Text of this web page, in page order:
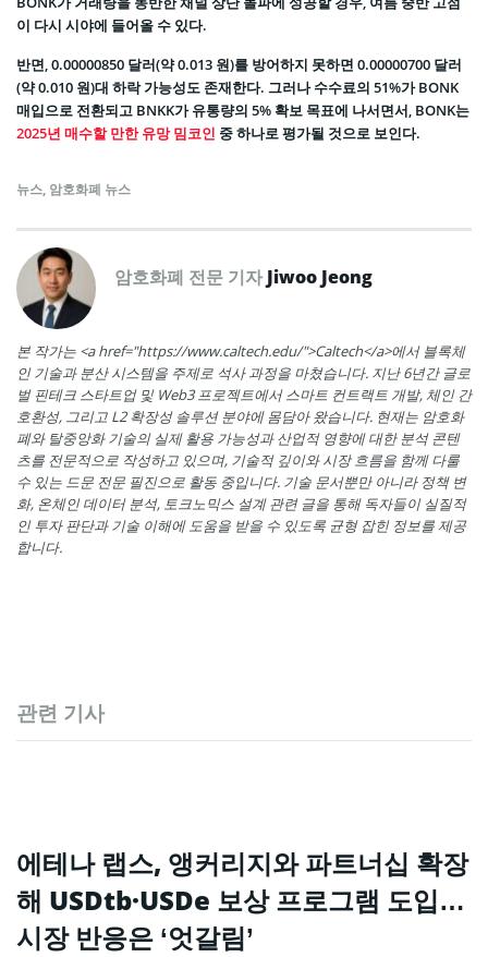
이 다시 시야에 들어올 수 있다.
반면, 0.00000850 달러(약 0.013 원)를 방어하지 못하면 0.00000700 달러
(약 0.010 원)대 하락 가능성도 존재한다. 그러나 수수료의 51%가 BONK
매입으로 전환되고 BNKK가 유통량의 5% 확보 목표에 나서면서, BONK는
2025년 매수할 만한 유망 밈코인 중 하나로 평가될 것으로 보인다.
뉴스, 암호화폐 뉴스
암호화폐 전문 기자Jiwoo Jeong
본 작가는 <a href="https://www.caltech.edu/">Caltech</a>에서 블록체
인 기술과 분산 시스템을 주제로 석사 과정을 마쳤습니다. 지난 6년간 글로
벌 핀테크 스타트업 및 Web3 프로젝트에서 스마트 컨트랙트 개발, 체인 간
호환성, 그리고 L2 확장성 솔루션 분야에 몸담아 왔습니다. 현재는 암호화
폐와 탈중앙화 기술의 실제 활용 가능성과 산업적 영향에 대한 분석 콘텐
츠를 전문적으로 작성하고 있으며, 기술적 깊이와 시장 흐름을 함께 다룰
수 있는 드문 전문 필진으로 활동 중입니다. 기술 문서뿐만 아니라 정책 변
화, 온체인 데이터 분석, 토크노믹스 설계 관련 글을 통해 독자들이 실질적
인 투자 판단과 기술 이해에 도움을 받을 수 있도록 균형 잡힌 정보를 제공
합니다.
관련 기사
에테나 랩스, 앵커리지와 파트너십 확장
해 USDtb·USDe 보상 프로그램 도입…
시장 반응은 ‘엇갈림’